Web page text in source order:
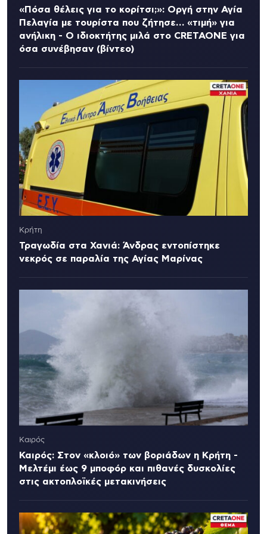
«Πόσα θέλεις για το κορίτσι;»: Οργή στην Αγία
Πελαγία με τουρίστα που ζήτησε… «τιμή» για
ανήλικη - Ο ιδιοκτήτης μιλά στο CRETAONE για
όσα συνέβησαν (βίντεο)
Κρήτη
Τραγωδία στα Χανιά: Άνδρας εντοπίστηκε
νεκρός σε παραλία της Αγίας Μαρίνας
Καιρός
Καιρός: Στον «κλοιό» των βοριάδων η Κρήτη -
Μελτέμι έως 9 μποφόρ και πιθανές δυσκολίες
στις ακτοπλοϊκές μετακινήσεις